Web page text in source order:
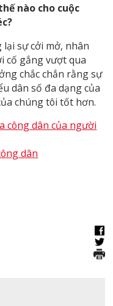
nào cho cuộc
sự cởi mở, nhân
cố gắng vượt qua
chắc chắn rằng sự
dân số đa dạng của
chúng tôi tốt hơn.
công dân của người
dân